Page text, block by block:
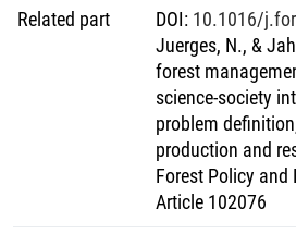
Related part DOI: 10.1016/
Juerges, N., &
forest
science-society
problem
production and
Forest Policy and
Article 102076
Insgesamt unterstützen die
Arbeit die erwartete Wirksamkeit
Forschung bei der Bereitstellung
relevantem, anwendbarem Wissen
weiteren Finanzierung
Förderorganisationen.